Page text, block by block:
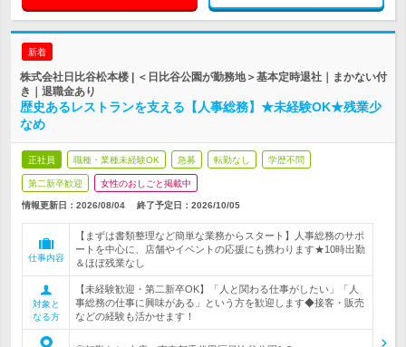
新着
株式会社日比谷松本楼 | ＜日比谷公園が勤務地＞基本定時退社｜まかない付
き｜退職金あり
歴史あるレストランを支える【人事総務】★未経験OK★残業少
なめ
正社員 職種・業種未経験OK 急募 転勤なし 学歴不問
第二新卒歓迎 女性のおしごと掲載中
情報更新日：2026/08/04 終了予定日： 2026/10/05
仕事内容
【まずは書類整理など簡単な業務からスタート】人事総務のサポ
ートを中心に、店舗やイベントの応援にも携わります★10時出勤
＆ほぼ残業なし
対象と
なる方
【未経験歓迎・第二新卒OK】「人と関わる仕事がしたい」「人
事総務の仕事に興味がある」という方を歓迎します◆接客・販売
などの経験も活かせます！